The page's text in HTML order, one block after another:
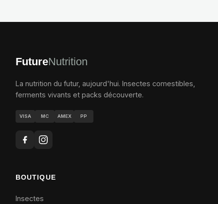
FutureNutrition
La nutrition du futur, aujourd'hui. Insectes comestibles,
ferments vivants et packs découverte.
VISA MC AMEX PP
BOUTIQUE
Insectes